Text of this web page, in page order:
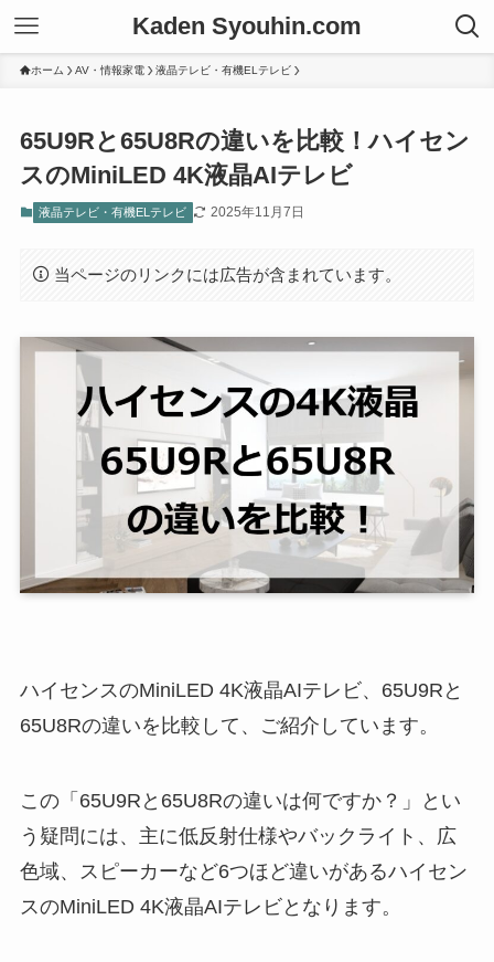
Kaden Syouhin.com
ホーム AV・情報家電 液晶テレビ・有機ELテレビ
65U9Rと65U8Rの違いを比較！ハイセン
スのMiniLED 4K液晶AIテレビ
液晶テレビ・有機ELテレビ 2025年11月7日
当ページのリンクには広告が含まれています。
ハイセンスのMiniLED 4K液晶AIテレビ、65U9Rと
65U8Rの違いを比較して、ご紹介しています。
この「65U9Rと65U8Rの違いは何ですか？」とい
う疑問には、主に低反射仕様やバックライト、広
色域、スピーカーなど6つほど違いがあるハイセン
スのMiniLED 4K液晶AIテレビとなります。